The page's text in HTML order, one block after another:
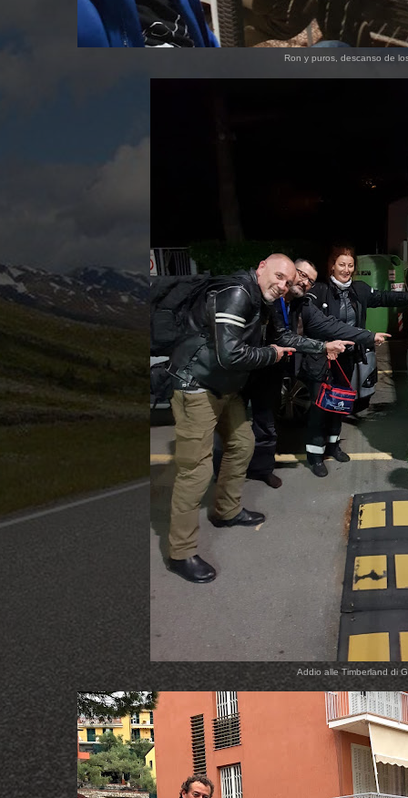
Ron y puros, descanso de
Addio alle Timberland di